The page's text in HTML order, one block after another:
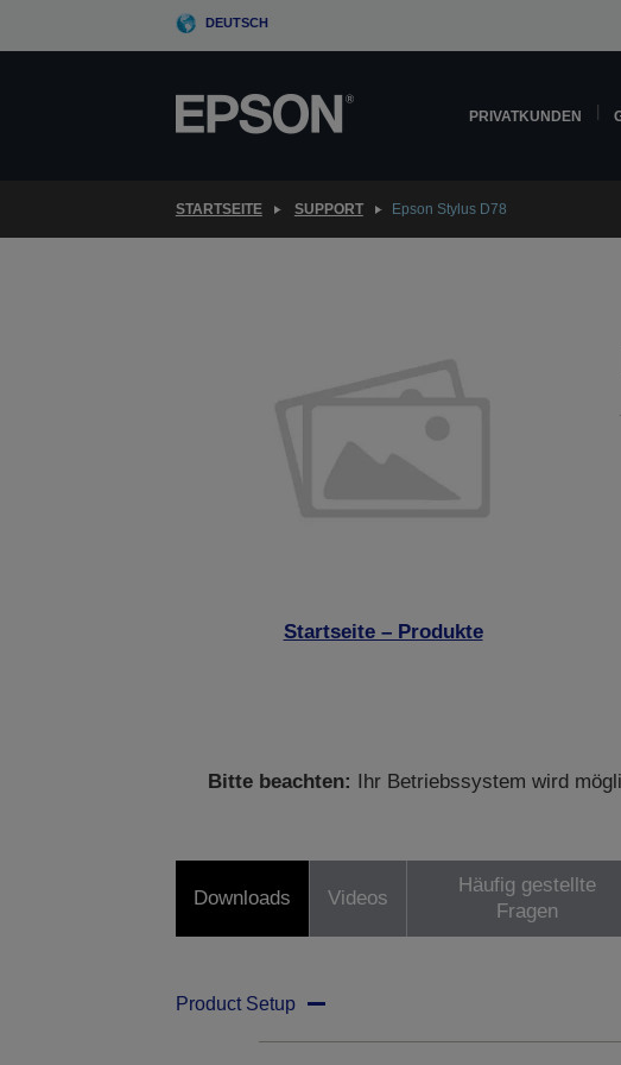
DEUTSCH
PRIVATKUNDEN
STARTSEITE SUPPORT Epson Stylus D78
Startseite – Produkte
Bitte beachten:
Ihr Betriebssystem wird
Downloads Videos
Häufig gestellte
Fragen
Product Setup